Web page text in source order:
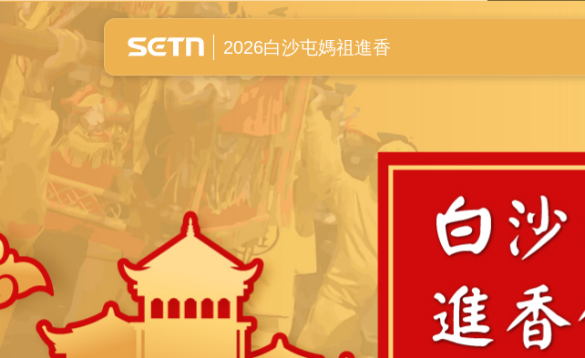
白沙屯媽祖進香全紀錄
2026白沙屯媽祖進香